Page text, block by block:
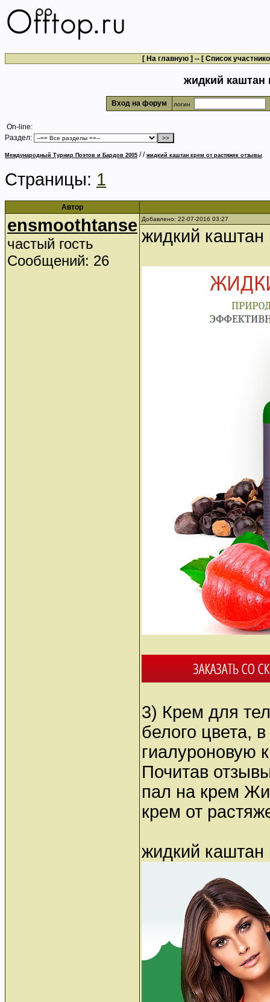
[ На главную ] -- [ Список
жидкий каштан
Вход на форум логин
On-line:
Раздел:
Международный Турнир Поэтов и Бардов 2005 // жидкий каштан крем от растяжек отзывы
Страницы: 1
Автор
ensmoothtanse
частый гость
Сообщений: 26
Добавлено: 22-07-2016 03:27
жидкий каштан
3) Крем для
белого цвета,
гиалуроновую
Почитав
пал на крем
крем от
жидкий каштан